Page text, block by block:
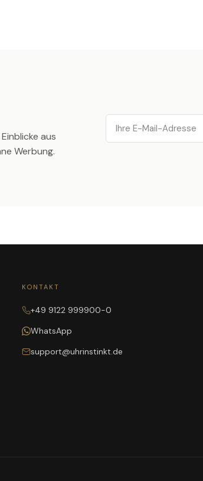
aus
Werbung.
Email
KONTAKT
+49 9122 999900-0
WhatsApp
support@uhrinstinkt.de